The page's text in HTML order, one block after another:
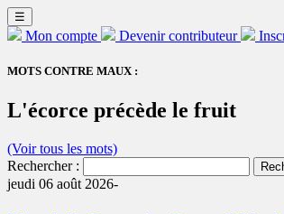
☰
Mon compte Devenir contributeur
MOTS CONTRE MAUX :
L'écorce précède le fruit
(Voir tous les mots)
Rechercher :
jeudi 06 août 2026-